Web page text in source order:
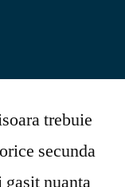
trebuie
secunda
nuanta